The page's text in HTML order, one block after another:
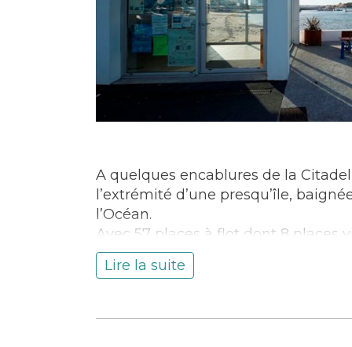
A quelques encablures de la
l’extrémité d’une presqu’île,
l’Océan.
Avec 57 places à flot dont 8 places
écrin naturel et écologique à
Port-Louis et Lorient par le bateau-
Transport
Lire la suite